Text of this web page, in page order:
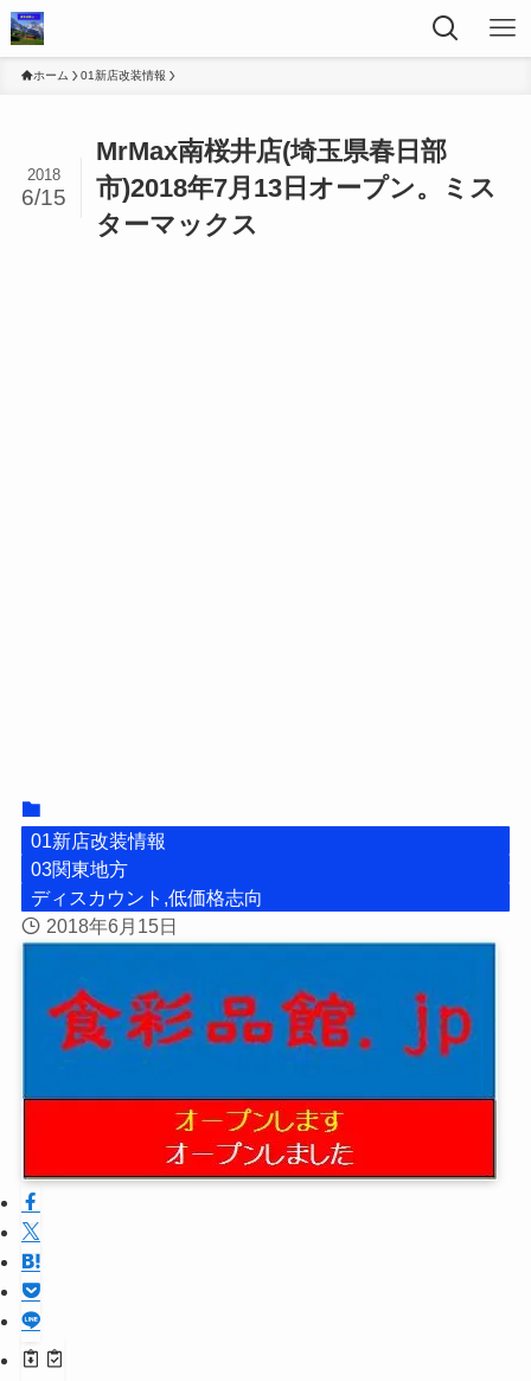
ホーム 01新店改装情報
MrMax南桜井店(埼玉県春日部
市)2018年7月13日オープン。ミス
ターマックス
2018
6/15
01新店改装情報
03関東地方
ディスカウント,低価格志向
2018年6月15日